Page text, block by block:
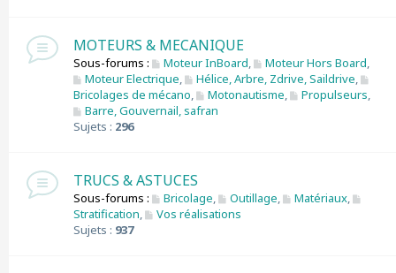
MOTEURS & MECANIQUE
Sous-forums : Moteur InBoard, Moteur Hors Board,
Moteur Electrique, Hélice, Arbre, Zdrive, Saildrive,
Bricolages de mécano, Motonautisme, Propulseurs,
Barre, Gouvernail, safran
Sujets : 296
TRUCS & ASTUCES
Sous-forums : Bricolage, Outillage, Matériaux,
Stratification,
Vos réalisations
Sujets : 937